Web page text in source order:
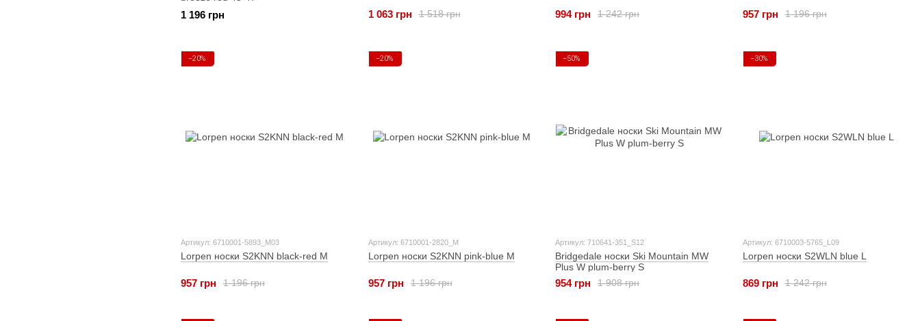
1 196 грн 1 518 грн
1 063 грн 1 242 грн
994 грн 1 196 грн
957 грн
−20%
Артикул: 6710001-5893_M03
Lorpen носки S2KNN black-red M
1 196 грн
957 грн
−20%
Артикул: 6710001-2820_M
Lorpen носки S2KNN pink-blue M
1 196 грн
957 грн
−50%
Артикул: 710641-351_S12
Bridgedale носки Ski Mountain MW
Plus W plum-berry S
1 908 грн
954 грн
−30%
Артикул: 6710003-5765_L09
Lorpen носки S2WLN blue L
1 242 грн
869 грн